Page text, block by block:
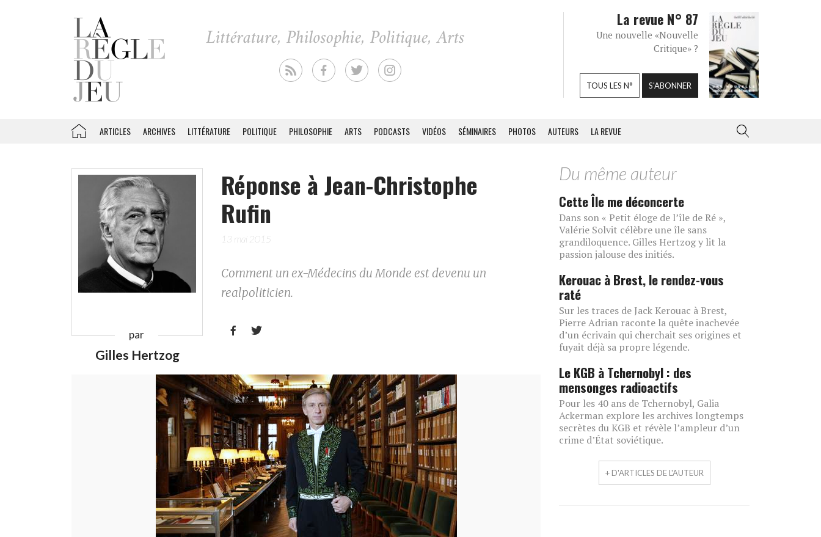
La revue N° 87
Une nouvelle «Nouvelle
Critique» ?
TOUS LES N° S'ABONNER
ARTICLES ARCHIVES LITTÉRATURE POLITIQUE PHILOSOPHIE ARTS PODCASTS VIDÉOS SÉMINAIRES PHOTOS AUTEURS LA REVUE
par
Gilles Hertzog
Réponse à Jean-Christophe
Rufin
13 mai 2015
Comment un ex-Médecins du Monde est devenu un
realpoliticien.
 
Du même auteur
Cette Île me déconcerte
Dans son « Petit éloge de l’île de Ré »,
Valérie Solvit célèbre une île sans
grandiloquence. Gilles Hertzog y lit la
passion jalouse des initiés.
Kerouac à Brest, le rendez-vous
raté
Sur les traces de Jack Kerouac à Brest,
Pierre Adrian raconte la quête inachevée
d’un écrivain qui cherchait ses origines et
fuyait déjà sa propre légende.
Le KGB à Tchernobyl : des
mensonges radioactifs
Pour les 40 ans de Tchernobyl, Galia
Ackerman explore les archives longtemps
secrètes du KGB et révèle l’ampleur d’un
crime d’État soviétique.
+ D'ARTICLES DE L'AUTEUR